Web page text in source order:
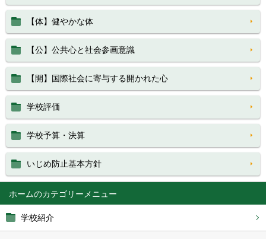
ホーム
学校紹介
【体】健やかな体
【公】公共心と社会参画意識
【開】国際社会に寄与する開かれた心
学校評価
学校予算・決算
いじめ防止基本方針